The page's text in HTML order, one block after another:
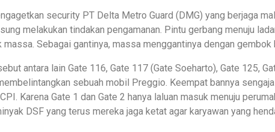
security PT Delta Metro Guard (DMG) yang berjaga
melakukan tindakan pengamanan. Pintu gerbang menuju
Sebagai gantinya, massa menggantinya dengan
antara lain Gate 116, Gate 117 (Gate Soeharto), Gate 125,
sebuah mobil Preggio. Keempat bannya
Karena Gate 1 dan Gate 2 hanya laluan masuk menuju
DSF yang terus mereka jaga ketat agar karyawan yang